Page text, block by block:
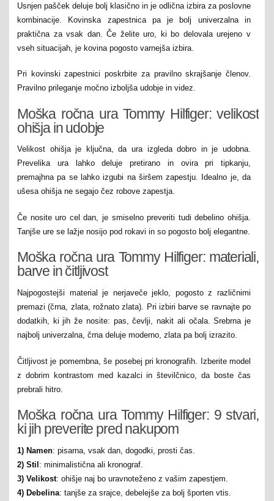
Usnjen pašček deluje bolj klasično in je odlična izbira za poslovne
kombinacije. Kovinska zapestnica pa je bolj univerzalna in
praktična za vsak dan. Če želite uro, ki bo delovala urejeno v
vseh situacijah, je kovina pogosto varnejša izbira.
Pri kovinski zapestnici poskrbite za pravilno skrajšanje členov.
Pravilno prileganje močno izboljša udobje in videz.
Moška ročna ura Tommy Hilfiger: velikost
ohišja in udobje
Velikost ohišja je ključna, da ura izgleda dobro in je udobna.
Prevelika ura lahko deluje pretirano in ovira pri tipkanju,
premajhna pa se lahko izgubi na širšem zapestju. Idealno je, da
ušesa ohišja ne segajo čez robove zapestja.
Če nosite uro cel dan, je smiselno preveriti tudi debelino ohišja.
Tanjše ure se lažje nosijo pod rokavi in so pogosto bolj elegantne.
Moška ročna ura Tommy Hilfiger: materiali,
barve in čitljivost
Najpogostejši material je nerjaveče jeklo, pogosto z različnimi
premazi (črna, zlata, rožnato zlata). Pri izbiri barve se ravnajte po
dodatkih, ki jih že nosite: pas, čevlji, nakit ali očala. Srebrna je
najbolj univerzalna, črna deluje moderno, zlata pa bolj izrazito.
Čitljivost je pomembna, še posebej pri kronografih. Izberite model
z dobrim kontrastom med kazalci in številčnico, da boste čas
prebrali hitro.
Moška ročna ura Tommy Hilfiger: 9 stvari,
ki jih preverite pred nakupom
1) Namen: pisarna, vsak dan, dogodki, prosti čas.
2) Stil: minimalistična ali kronograf.
3) Velikost: ohišje naj bo uravnoteženo z vašim zapestjem.
4) Debelina: tanjše za srajce, debelejše za bolj športen vtis.